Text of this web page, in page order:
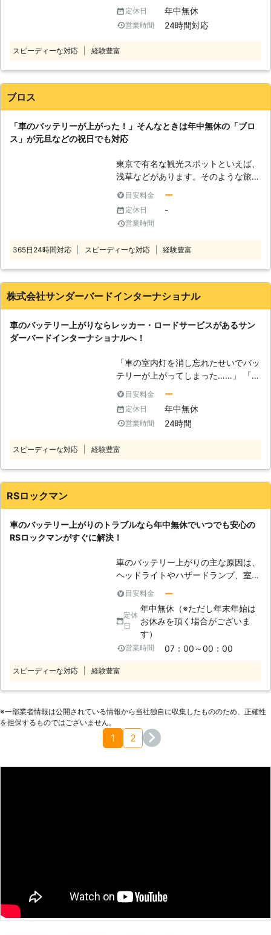
タート作業をご依頼いただければ、お
客様が感電することなく無事にエンジ
中無休で対応可能！車のバッテリー上
します 業者に作業を依頼しようと思
バッテリー上がりは、お客様の身にい
つ起こるのかわかりません。弊社はお
客様の身にトラブルが起きたときに、
しております。 「土曜日にちょっと
温泉でも入りに行こうかと思ったら、
車が動かない……しまった！車が半ド
か！」という状況でバッテリー上がり
で困ったときは、ぜひ弊社のことを思
記のような方法で、弊社はお客様のバ
急に動かなくなってしまい、気が動転
していらっしゃると思います。我々は
て、お客様が元の生活に戻れるように
努めさせていただきますので、気軽に
ンク修理もお任せください】 有馬株
式会社は、東京都・埼玉県・千葉県・
お困りの方に対応しております。 経
の車に合った電圧で電力を供給し、エ
ンジンをかけるお手伝いをいたしま
に関してご相談をご希望のときのもお
任せください。 有馬株式会社では、
車やバイクのパンク修理にも対応可能
しまい走行できなくなってしまった際
は、お気軽に私達までご相談くださ
トラブルや車やバイクのパンクでお困
りの方に対応している業者です。 東
京都府中市に拠点を構えていますの
まうと、いつ復旧できるかわからなく
てとても心細いでしょう。 「できる
早く復旧させたい……」そんなときこ
電気を溜める役割をしていて、この電
気の力を利用してエンジンを回して車
テリー内の電気が切れてしまうと、車
を走らせることができなくなってしま
います。 ●バッテリーの充電は自分
でおこなうと危険です 「車のバッテ
リーが上がったらすぐに何とかした
し、バッテリーの充電を知識がないま
まおこなうと、命の危険にさらされる
おそれもあるのです。 車のバッテリ
ー上がりは、市販のポータブルバッテ
リーを使うことで充電できます。この
ポータブルバッテリーで充電をするた
めには車のバッテリーにつなげる必要
があります。しかし、この接続の順番
引き起こしてしまうことがあるので
す。 安全にバッテリー充電をするた
ロに依頼しましょう。 ●出張対応が
可能！出先のバッテリー切れにも対応
可能！ 弊社は無料で、電話相談と出
め、運転中や出先のバッテリー切れに
す。もし運転中にバッテリーが上がっ
できます。
定休日 年中無休
営業時間 24時間対応
スピーディーな対応 経験豊富
ブロス
「車のバッテリーが上がった！」そんなときは年中無休の「ブロ
ス」が元旦などの祝日でも対応
東京で有名な観光スポットといえば、
浅草などがあります。そのような旅行
ことがあれば、目的に辿りつけなかっ
たり帰宅できなくなってしまったりす
るかもしれません。そんなことになっ
す。 車のエンジンがかからないとき
ときは車内でまったりする方は多いの
ではないでしょうか？車のエンジンを
潰したりライトのつけっぱなしにした
りすると、カーバッテリーの電力が消
ンがかからなくなるのです。 もしも
車のバッテリーが上がったら弊社「ブ
ロス」までご連絡ください。 【年中
無休対応！カーバッテリーが上がった
らいつでも駆けつけます】 ブロスは
無休で営業しているので、祝日でもお
客様の元へ駆けつけることができま
す。弊社は元旦や土日でも、お客様の
元へすぐに駆け付けられるように工具
などの準備は常に完備しているので
ぐでも何か食べに行きたいのに車のバ
ッテリーが上がっていたらすぐに食べ
にいくことができません。弊社が駆け
ことができれば、すぐに車が動いてお
客様が感じている空腹を満たすことで
策方法】 車のバッテリーを業者に頼
んで解消してもらっても、1度あるこ
とは2度あると言われています。英国
の研究で、ストップウォッチの時計を
見ないで指定した秒数を止める実験が
1度目で止めることができなかったの
たところ、2度目の実験で成功する人
もいたので、絶対に2度目のミスはな
いと言い切れないことが証明されたの
ッテリー状況を確認することをおすす
めします。 もしも旅行先などで車の
目安料金 ー
定休日 -
営業時間
365日24時間対応 スピーディーな対応 経験豊富
株式会社サンダーバードインターナショナル
車のバッテリー上がりならレッカー・ロードサービスがあるサン
ダーバードインターナショナルへ！
「車の室内灯を消し忘れたせいでバッ
テリーが上がってしまった……」 「バ
ンが掛からず、身動きが取れな
い……」 そのようなバッテリートラブ
ルでお困りの際は、弊社「サンダーバ
ださい。 車のレスキュー隊としてバ
バッテリーが上がった際に電気を供給
する方法としてジャンプスタートがあ
車にエンジンを掛けさせるだけの電力
を分け与える応急処置。 バッテリー
の残量問題が解決する訳ではありませ
は、供給する電気の電圧も異なってき
ます。 電圧の違う車同士で電気を供
給してしまえば、電圧が足りず動かな
が大きすぎればバッテリーの劣化に繋
の原因になることも……。 そのため、
安心安全なバッテリー復旧をお求めな
車整備のプロが、乗用車やトラックな
どの種類に応じた電圧で電気を供給し
サービス！24時間365日サポート】
間365日、お客様からの車の“困っ
のサポート体制だからこそ、どこより
目安料金 ー
定休日 年中無休
営業時間 24時間
スピーディーな対応 経験豊富
RSロックマン
車のバッテリー上がりのトラブルなら年中無休でいつでも安心の
RSロックマンがすぐに解決！
車のバッテリー上がりの主な原因は、
ヘッドライトやハザードランプ、室内
灯の消し忘れです。急いでいるとつい
うっかりしてしまうものですよね。
よく見られるバッテリー上がりは、車
の中の電気が無くなっている状態で
す。この状態でエンジンをかけようと
してもエンジンをかけるための電力が
なくなってしまっているのです。この
状態になってしまうと、外部から電力
せん。 昼間など他の人の手をすぐに
借りられる時間帯ならよいですが、深
夜などでは助けてくれる人も限られて
も開いていないため、頼める業者を探
と、車が動かせないままかもしれない
と焦ってしまいますよね、弊社では土
日や祝日、年末年始などいつでも対応
目安料金 ー
定休
日
年中無休（※ただし年末年始は
お休みを頂く場合がございま
す）
営業時間 07：00～00：00
スピーディーな対応 経験豊富
※⼀部業者情報は公開されている情報から当社独⾃に収集したもののため、正確性
を担保するものではございません。
1 2